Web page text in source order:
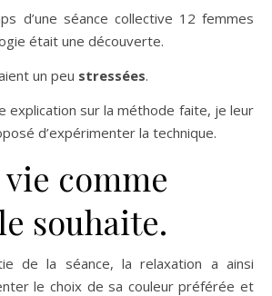
d’une séance collective 12 femmes
était une découverte.
un peu stressées.
explication sur la méthode faite, je leur
d’expérimenter la technique.
comme
souhaite.
de la séance, la relaxation a ainsi
le choix de sa couleur préférée et